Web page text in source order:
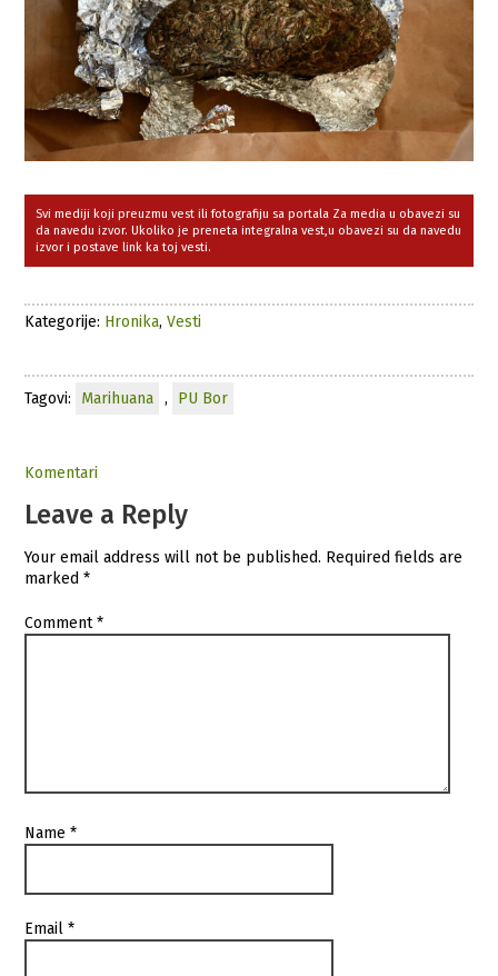
Svi mediji koji preuzmu vest ili fotografiju sa portala Za media u obavezi su
da navedu izvor. Ukoliko je preneta integralna vest,u obavezi su da navedu
izvor i postave link ka toj vesti.
Kategorije: Hronika,Vesti
Tagovi: Marihuana , PU Bor
Komentari
Leave a Reply
Your email address will not be published. Required fields are
marked*
Comment*
Name*
Email*